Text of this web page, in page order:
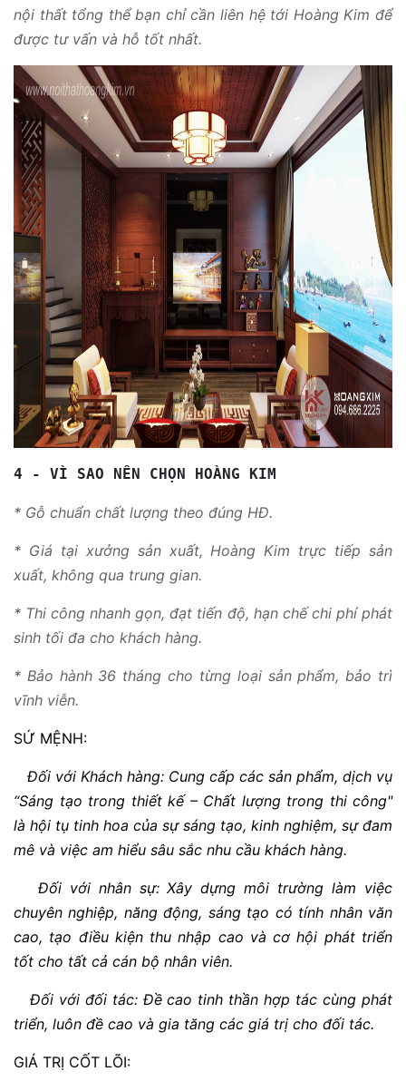
nội thất tổng thể bạn chỉ cần liên hệ tới Hoàng Kim để
được tư vấn và hỗ tốt nhất.
4 - VÌ SAO NÊN CHỌN HOÀNG KIM
* Gỗ chuẩn chất lượng theo đúng HĐ.
* Giá tại xưởng sản xuất, Hoàng Kim trực tiếp sản
xuất, không qua trung gian.
* Thi công nhanh gọn, đạt tiến độ, hạn chế chi phí phát
sinh tối đa cho khách hàng.
* Bảo hành 36 tháng cho từng loại sản phẩm, bảo trì
vĩnh viễn.
SỨ MỆNH:
Đối với Khách hàng: Cung cấp các sản phẩm, dịch vụ
“Sáng tạo trong thiết kế – Chất lượng trong thi công"
là hội tụ tinh hoa của sự sáng tạo, kinh nghiệm, sự đam
mê và việc am hiểu sâu sắc nhu cầu khách hàng.
Đối với nhân sự: Xây dựng môi trường làm việc
chuyên nghiệp, năng động, sáng tạo có tính nhân văn
cao, tạo điều kiện thu nhập cao và cơ hội phát triển
tốt cho tất cả cán bộ nhân viên.
Đối với đối tác: Đề cao tinh thần hợp tác cùng phát
triển, luôn đề cao và gia tăng các giá trị cho đối tác.
GIÁ TRỊ CỐT LÕI: